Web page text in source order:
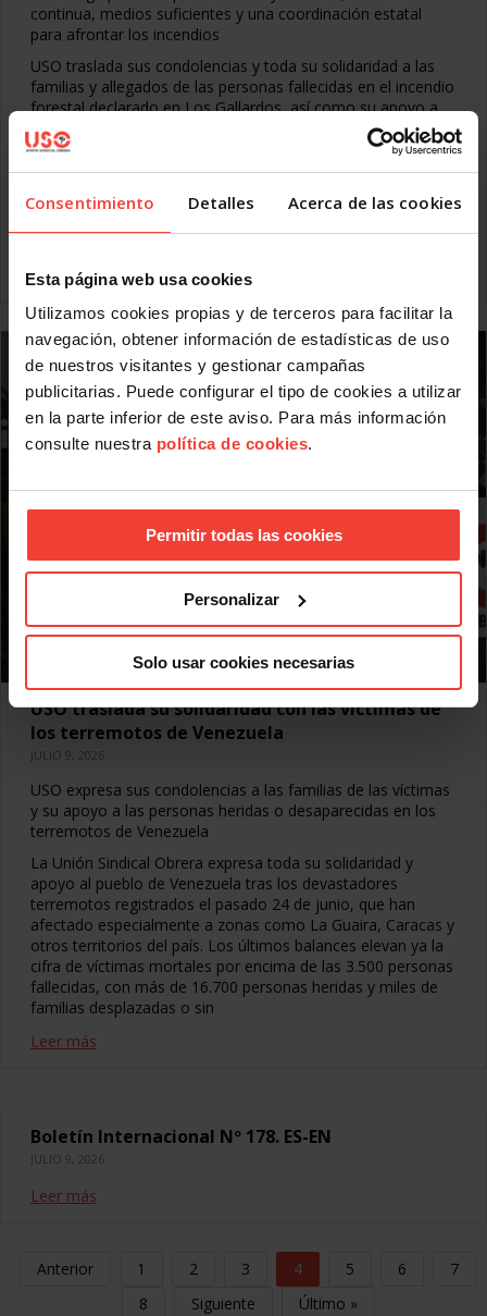
Consentimiento Detalles Acerca de las cookies
Esta página web usa cookies
Utilizamos cookies propias y de terceros para facilitar la
navegación, obtener información de estadísticas de uso
de nuestros visitantes y gestionar campañas
publicitarias. Puede configurar el tipo de cookies a utilizar
en la parte inferior de este aviso. Para más información
consulte nuestra política de cookies.
Permitir todas las cookies
Personalizar
Solo usar cookies necesarias
continua, medios suficientes y una coordinación estatal
para afrontar los incendios
USO traslada sus condolencias y toda su solidaridad a las
familias y allegados de las personas fallecidas en el incendio
forestal declarado en Los Gallardos, así como su apoyo a
las personas heridas, evacuadas y afectadas. Pero el dolor
no puede convertirse en una coartada para imponer silencio
ni para evitar el debate sobre unas carencias estructurales y
lleva casi un año denunciando.
Leer más
USO traslada su solidaridad con las víctimas de
los terremotos de Venezuela
JULIO 9, 2026
USO expresa sus condolencias a las familias de las víctimas
y su apoyo a las personas heridas o desaparecidas en los
terremotos de Venezuela
La Unión Sindical Obrera expresa toda su solidaridad y
apoyo al pueblo de Venezuela tras los devastadores
terremotos registrados el pasado 24 de junio, que han
afectado especialmente a zonas como La Guaira, Caracas y
otros territorios del país. Los últimos balances elevan ya la
cifra de víctimas mortales por encima de las 3.500 personas
fallecidas, con más de 16.700 personas heridas y miles de
familias desplazadas o sin
Leer más
Boletín Internacional Nº 178. ES-EN
JULIO 9, 2026
Leer más
Anterior 1 2 3 4 5 6
7
8
Siguiente Último »